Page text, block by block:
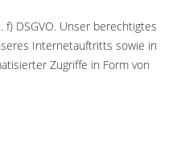
f) DSGVO. Unser berechtigtes
Internetauftritts sowie in
Zugriffe in Form von